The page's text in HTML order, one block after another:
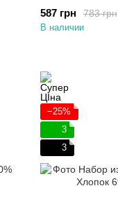
783 грн
587 грн
В наличии
−25%
3
3